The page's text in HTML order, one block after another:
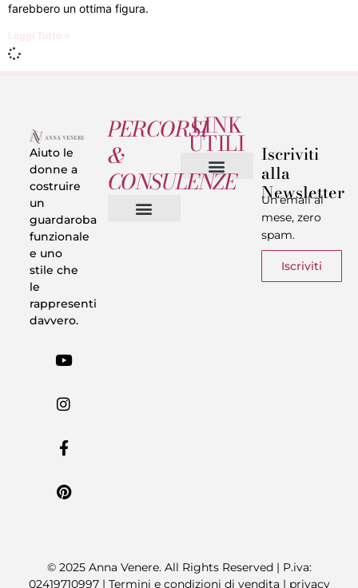
farebbero un ottima figura.
Leggi Tutto »
Aiuto le
donne a
costruire
un
guardaroba
funzionale
e uno
stile che
le
rappresenti
davvero.
PERCORSI
&
CONSULENZE
LINK
UTILI Iscriviti
alla
Newsletter
Un’email al
mese, zero
spam.
Iscriviti
© 2025 Anna Venere. All Rights Reserved | P.iva:
02419710997 | Termini e condizioni di vendita | privacy